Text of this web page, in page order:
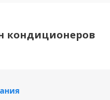
кондиционеров